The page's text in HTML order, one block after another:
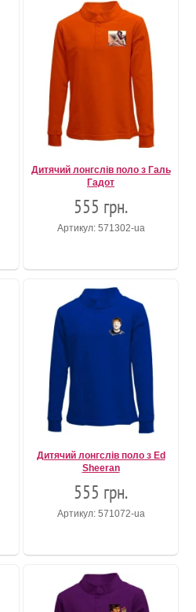
Дитячий лонгслів поло з Галь
Гадот
555 грн.
Артикул: 571302-ua
Дитячий лонгслів поло з Ed
Sheeran
555 грн.
Артикул: 571072-ua